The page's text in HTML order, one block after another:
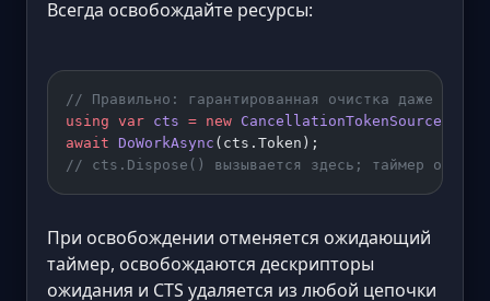
Всегда освобождайте ресурсы:
// Правильно: гарантированная очистка даже при
using var cts = new CancellationTokenSource
await DoWorkAsync (cts.Token);
// cts.Dispose() вызывается здесь; таймер
При освобождении отменяется ожидающий
таймер, освобождаются дескрипторы
ожидания и CTS удаляется из любой цепочки